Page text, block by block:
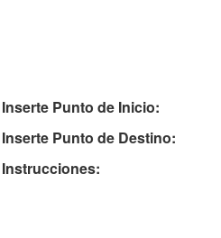
Inserte Punto de Inicio:
Inserte Punto de Destino:
Instrucciones: